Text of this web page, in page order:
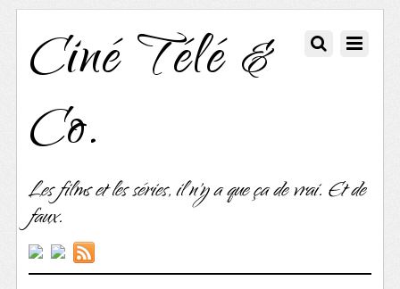
Ciné Télé &
Co.
Les films et les séries, il n'y a que ça de vrai. Et de
faux.